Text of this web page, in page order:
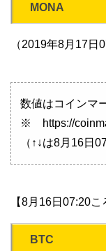
MONA
（2019年8月17日
数値はコインマ
※ https://
（↑↓は8月16日
【8月16日07:20こ
BTC